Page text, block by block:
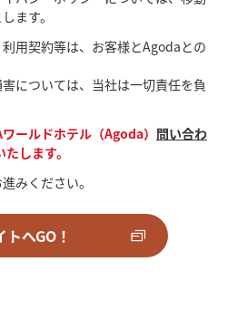
ます。
用契約等は、お客様とAgodaとの
については、当社は一切責任を負
ールドホテル（Agoda） 問い合わ
します。
みください。
トへGO！